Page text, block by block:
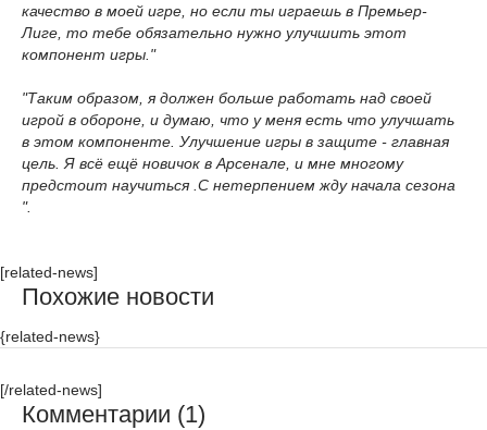
качество в моей игре, но если ты играешь в Премьер-
Лиге, то тебе обязательно нужно улучшить этот
компонент игры."
"Таким образом, я должен больше работать над своей
игрой в обороне, и думаю, что у меня есть что улучшать
в этом компоненте. Улучшение игры в защите - главная
цель. Я всё ещё новичок в Арсенале, и мне многому
предстоит научиться .С нетерпением жду начала сезона
".
[related-news]
Похожие новости
{related-news}
[/related-news]
Комментарии (1)